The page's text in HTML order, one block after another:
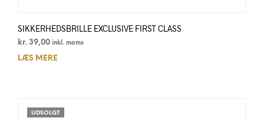
SIKKERHEDSBRILLE EXCLUSIVE FIRST CLASS
kr. 39,00 inkl. moms
LÆS MERE
UDSOLGT